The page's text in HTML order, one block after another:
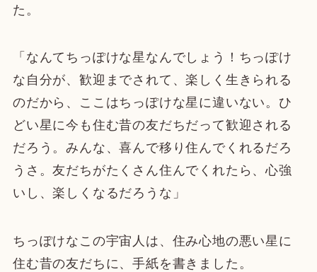
た。
「なんてちっぽけな星なんでしょう！ちっぽけ
な自分が、歓迎までされて、楽しく生きられる
のだから、ここはちっぽけな星に違いない。ひ
どい星に今も住む昔の友だちだって歓迎される
だろう。みんな、喜んで移り住んでくれるだろ
うさ。友だちがたくさん住んでくれたら、心強
いし、楽しくなるだろうな」
ちっぽけなこの宇宙人は、住み心地の悪い星に
住む昔の友だちに、手紙を書きました。